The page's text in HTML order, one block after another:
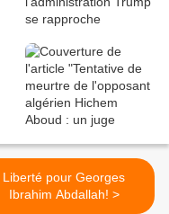
Liberté pour Georges
Ibrahim Abdallah! >